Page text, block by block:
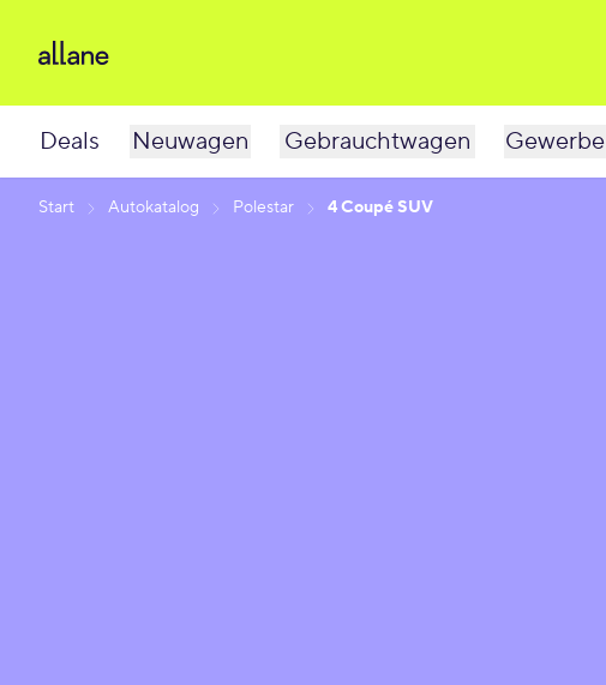
Deals Neuwagen Gebrauchtwagen Gewerbe
Start Autokatalog Polestar 4 Coupé SUV